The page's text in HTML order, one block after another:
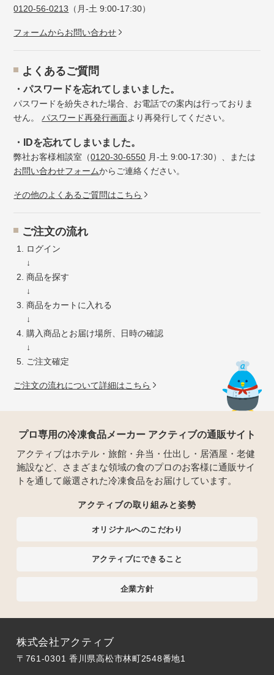
0120-56-0213 （月-土 9:00-17:30）
フォームからお問い合わせ
よくあるご質問
・パスワードを忘れてしまいました。
パスワードを紛失された場合、お電話での案内は行っておりま
せん。パスワード再発行画面より再発行してください。
・IDを忘れてしまいました。
弊社お客様相談室（0120-30-6550 月-土 9:00-17:30）、または
お問い合わせフォームからご連絡ください。
その他のよくあるご質問はこちら
ご注文の流れ
ログイン
↓
商品を探す
↓
商品をカートに入れる
↓
購入商品とお届け場所、日時の確認
↓
ご注文確定
ご注文の流れについて詳細はこちら
プロ専用の冷凍食品メーカー アクティブの通販サイト
アクティブはホテル・旅館・弁当・仕出し・居酒屋・老健
施設など、さまざまな領域の食のプロのお客様に通販サイ
トを通して厳選された冷凍食品をお届けしています。
アクティブの取り組みと姿勢
オリジナルへのこだわり
アクティブにできること
企業方針
株式会社アクティブ
〒761-0301 香川県高松市林町2548番地1